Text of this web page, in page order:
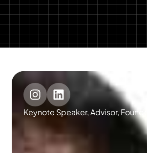
Keynote Speaker, Advisor, Founder